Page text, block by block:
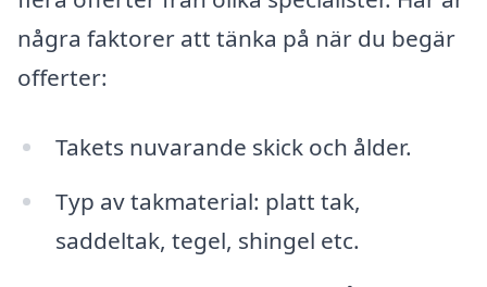
några faktorer att tänka på när du begär
offerter:
Takets nuvarande skick och ålder.
Typ av takmaterial: platt tak,
saddeltak, tegel, shingel etc.